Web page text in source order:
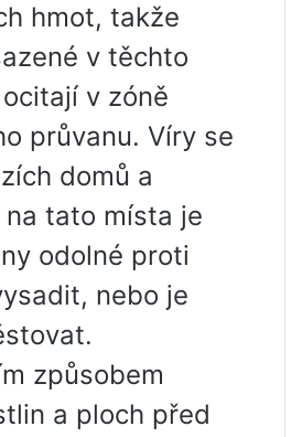
hmot, takže
v těchto
v zóně
průvanu. Víry se
domů a
tato místa je
odolné proti
nebo je
způsobem
a ploch před